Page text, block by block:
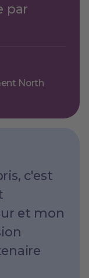
par
North
c'est
et mon